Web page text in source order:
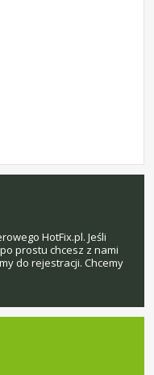
HotFix.pl. Jeśli
prostu chcesz z nami
do rejestracji. Chcemy